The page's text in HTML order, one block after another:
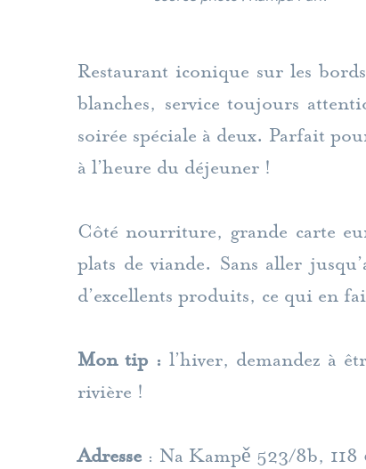
Restaurant iconique sur les
blanches, service toujours
soirée spéciale à deux. Parfait
à l’heure du déjeuner !
Côté nourriture, grande carte
plats de viande. Sans aller
d’excellents produits, ce qui en
Mon tip : l’hiver, demandez à
rivière !
Adresse : Na Kampě 523/8b, 118